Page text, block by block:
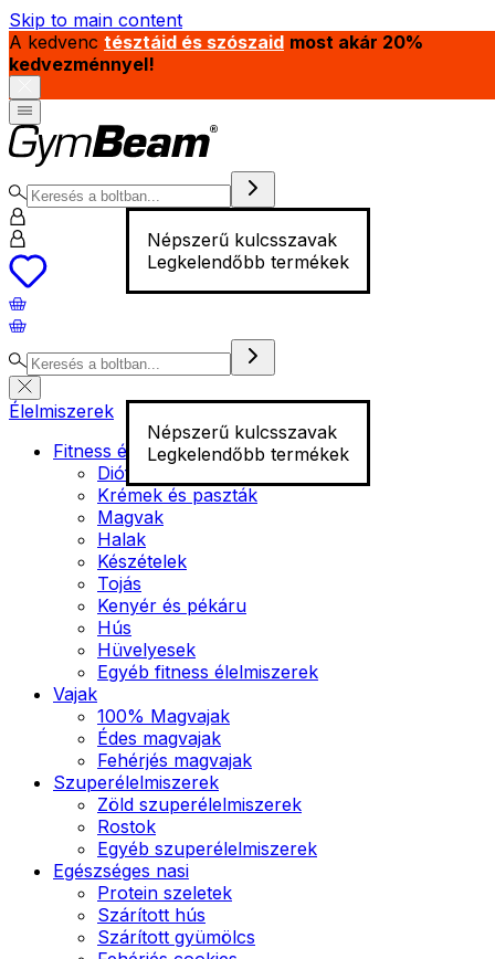
Skip to main content
A kedvenc tésztáid és szószaid most akár 20%
kedvezménnyel!
Népszerű kulcsszavak
Legkelendőbb termékek
Népszerű kulcsszavak
Legkelendőbb termékek
Élelmiszerek
Fitness élelmiszer
Diófélék
Krémek és paszták
Magvak
Halak
Készételek
Tojás
Kenyér és pékáru
Hús
Hüvelyesek
Egyéb fitness élelmiszerek
Vajak
100% Magvajak
Édes magvajak
Fehérjés magvajak
Szuperélelmiszerek
Zöld szuperélelmiszerek
Rostok
Egyéb szuperélelmiszerek
Egészséges nasi
Protein szeletek
Szárított hús
Szárított gyümölcs